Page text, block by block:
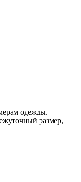
одежды.
размер,